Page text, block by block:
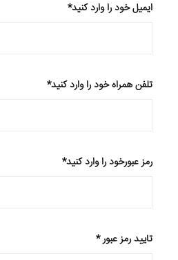
*ایمیل خود را وارد کنید
*تلفن همراه خود را وارد کنید
*رمز عبورخود را وارد کنید
* تایید رمز عبور